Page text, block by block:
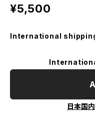
¥5,500
International
日本国